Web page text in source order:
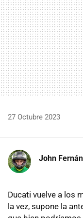
27 Octubre 2023
John
Ducati vuelve a los
la vez, supone la